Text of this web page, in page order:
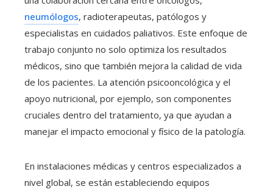
neumólogos, radioterapeutas, patólogos y
especialistas en cuidados paliativos. Este enfoque de
trabajo conjunto no solo optimiza los resultados
médicos, sino que también mejora la calidad de vida
de los pacientes. La atención psicooncológica y el
apoyo nutricional, por ejemplo, son componentes
cruciales dentro del tratamiento, ya que ayudan a
manejar el impacto emocional y físico de la patología.
En instalaciones médicas y centros especializados a
nivel global, se están estableciendo equipos